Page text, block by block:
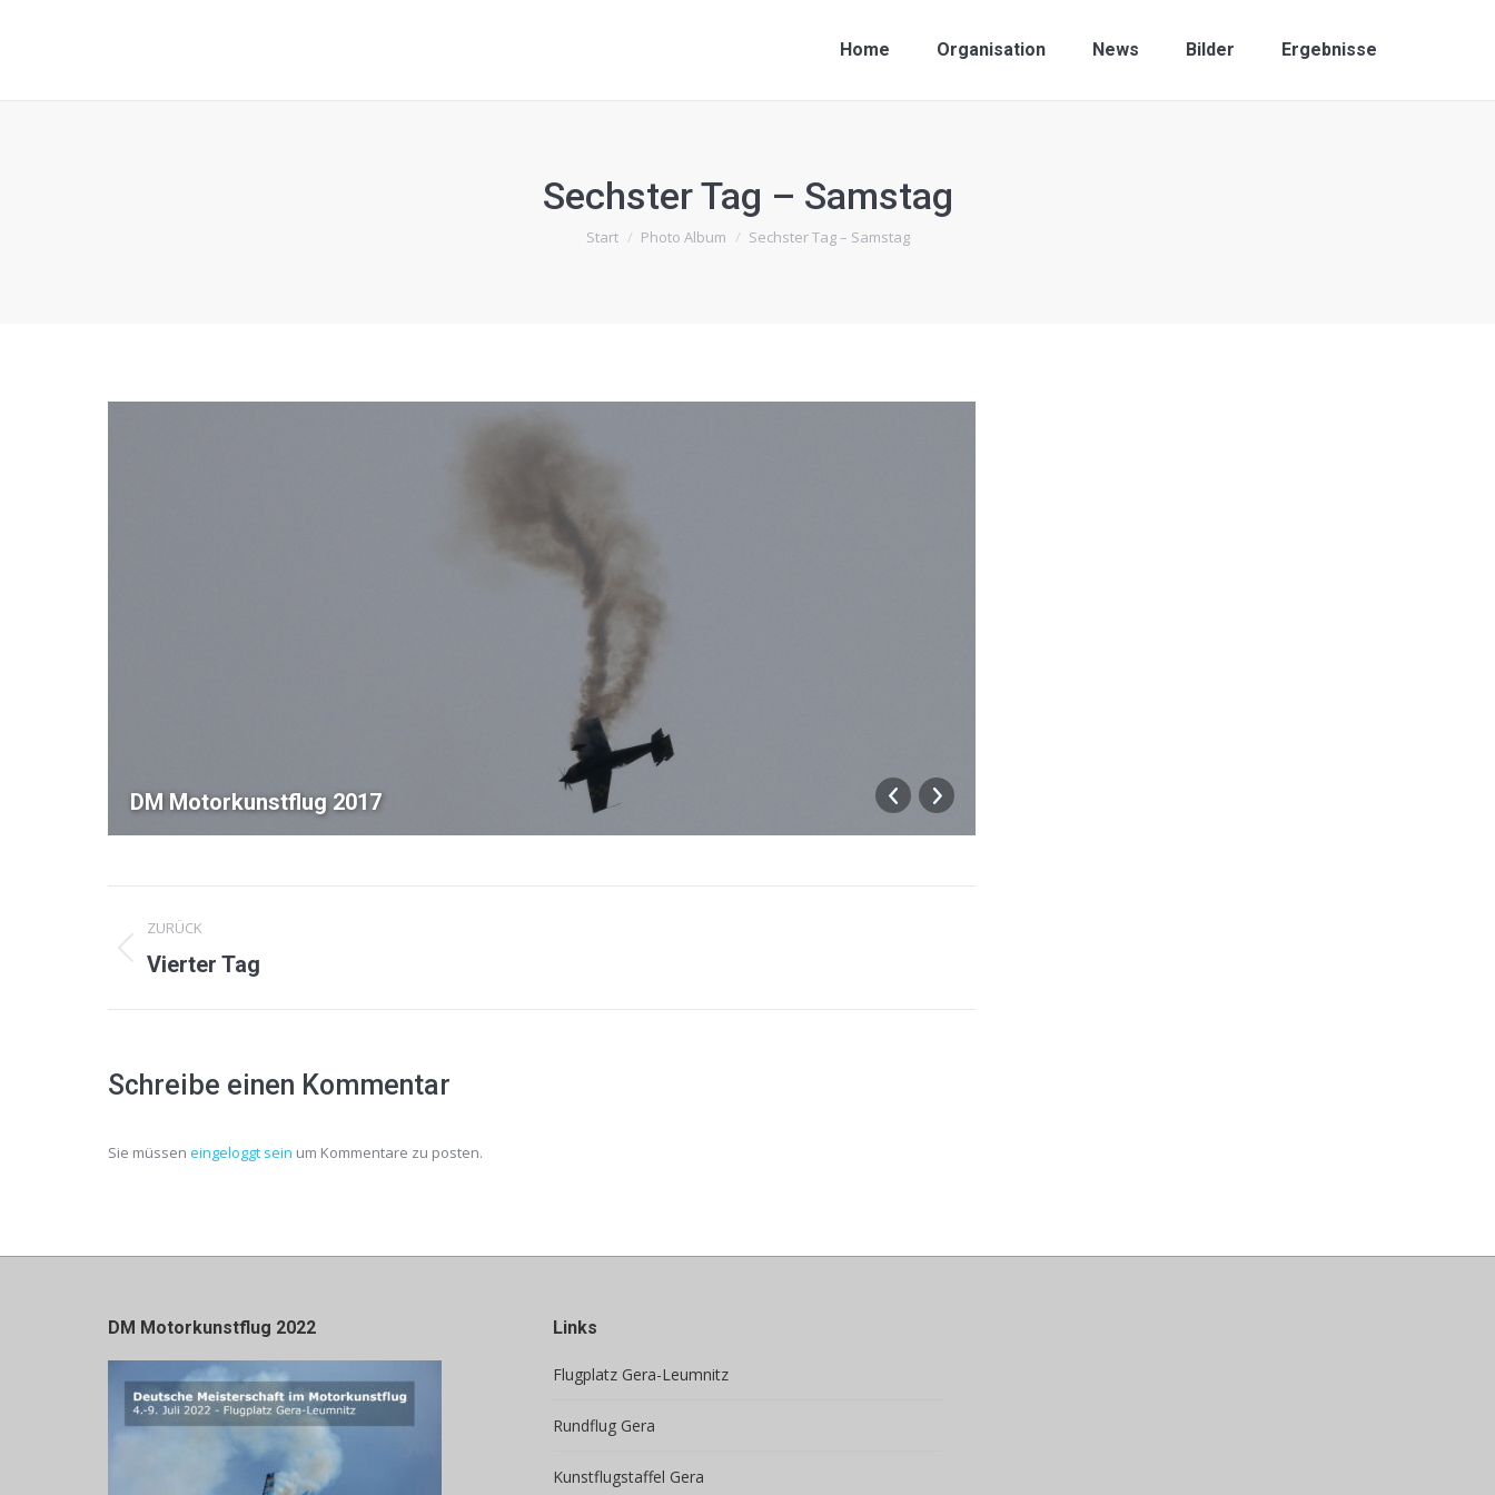
Home Organisation News Bilder Ergebnisse
Sechster Tag – Samstag
Sie befinden sich hier:
Start Photo Album Sechster Tag – Samstag
DM Motorkunstflug 2017
Album-
Navigation
ZURÜCK
Vorheriges
Vierter Tag
Schreibe einen Kommentar
Sie müssen eingeloggt sein um Kommentare zu posten.
DM Motorkunstflug 2022 Links
Flugplatz Gera-Leumnitz
Rundflug Gera
Kunstflugstaffel Gera